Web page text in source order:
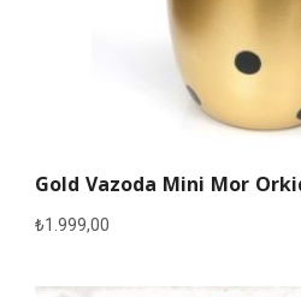
Gold Vazoda Mini Mor
₺1.999,00